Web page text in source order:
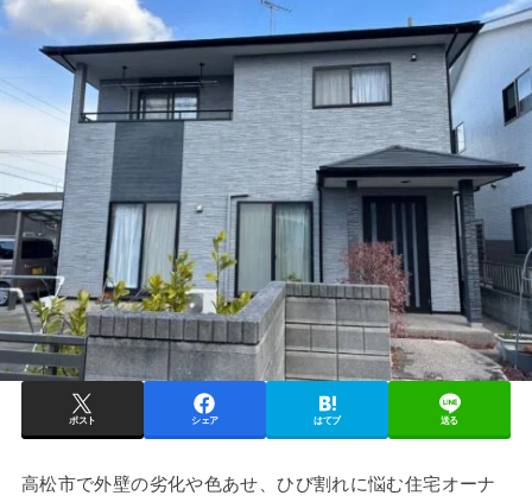
ポスト シェア はてブ 送る
高松市で外壁の劣化や色あせ、ひび割れに悩む住宅オーナ